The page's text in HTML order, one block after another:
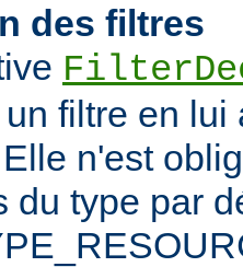
des filtres
filtre en
n'est
du type par